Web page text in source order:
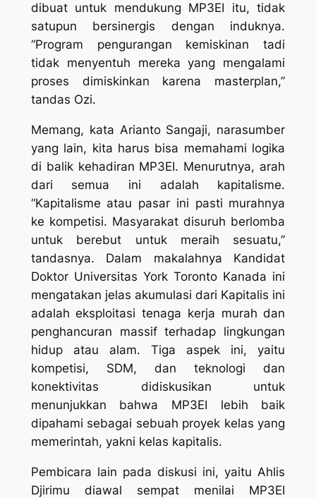
dibuat untuk mendukung MP3EI itu, tidak
satupun bersinergis dengan induknya.
“Program pengurangan kemiskinan tadi
tidak menyentuh mereka yang mengalami
proses dimiskinkan karena masterplan,”
tandas Ozi.
Memang, kata Arianto Sangaji, narasumber
yang lain, kita harus bisa memahami logika
di balik kehadiran MP3EI. Menurutnya, arah
dari semua ini adalah kapitalisme.
“Kapitalisme atau pasar ini pasti murahnya
ke kompetisi. Masyarakat disuruh berlomba
untuk berebut untuk meraih sesuatu,”
tandasnya. Dalam makalahnya Kandidat
Doktor Universitas York Toronto Kanada ini
mengatakan jelas akumulasi dari Kapitalis ini
adalah eksploitasi tenaga kerja murah dan
penghancuran massif terhadap lingkungan
hidup atau alam. Tiga aspek ini, yaitu
kompetisi, SDM, dan teknologi dan
konektivitas didiskusikan untuk
menunjukkan bahwa MP3EI lebih baik
dipahami sebagai sebuah proyek kelas yang
memerintah, yakni kelas kapitalis.
Pembicara lain pada diskusi ini, yaitu Ahlis
Djirimu diawal sempat menilai MP3EI